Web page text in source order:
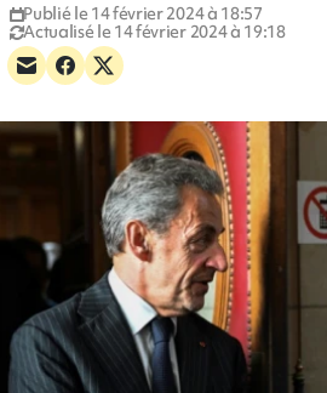
Publié le 14 février 2024 à 18:57
Actualisé le 14 février 2024 à 19:18